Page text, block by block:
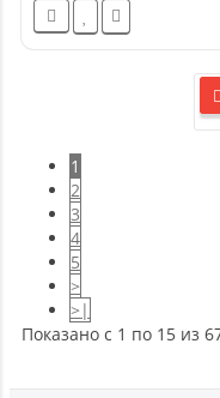
1
2
3
4
5
>
>|
Показано с 1 по 15 из